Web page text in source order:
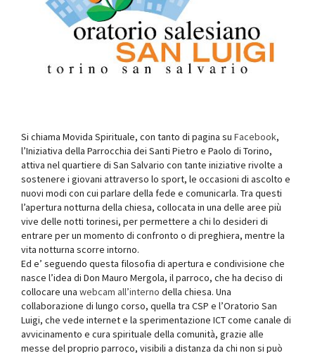
Si chiama Movida Spirituale, con tanto di pagina su Facebook,
l’Iniziativa della Parrocchia dei Santi Pietro e Paolo di Torino,
attiva nel quartiere di San Salvario con tante iniziative rivolte a
sostenere i giovani attraverso lo sport, le occasioni di ascolto e
nuovi modi con cui parlare della fede e comunicarla. Tra questi
l’apertura notturna della chiesa, collocata in una delle aree più
vive delle notti torinesi, per permettere a chi lo desideri di
entrare per un momento di confronto o di preghiera, mentre la
vita notturna scorre intorno.
Ed e’ seguendo questa filosofia di apertura e condivisione che
nasce l’idea di Don Mauro Mergola, il parroco, che ha deciso di
collocare una webcam all’interno della chiesa. Una
collaborazione di lungo corso, quella tra CSP e l’Oratorio San
Luigi, che vede internet e la sperimentazione ICT come canale di
avvicinamento e cura spirituale della comunità, grazie alle
messe del proprio parroco, visibili a distanza da chi non si può